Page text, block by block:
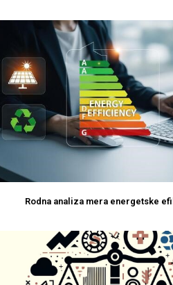
Rodna analiza mera energetske